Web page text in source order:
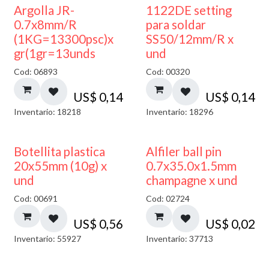
Argolla JR-
0.7x8mm/R
(1KG=13300psc)x
gr(1gr=13unds
Cod: 06893
US$ 0,14
Inventario: 18218
1122DE setting
para soldar
SS50/12mm/R x
und
Cod: 00320
US$ 0,14
Inventario: 18296
Botellita plastica
20x55mm (10g) x
und
Cod: 00691
US$ 0,56
Inventario: 55927
Alfiler ball pin
0.7x35.0x1.5mm
champagne x und
Cod: 02724
US$ 0,02
Inventario: 37713